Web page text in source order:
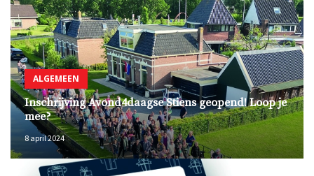
ALGEMEEN
Inschrijving Avond4daagse Stiens geopend! Loop je
mee?
8 april 2024